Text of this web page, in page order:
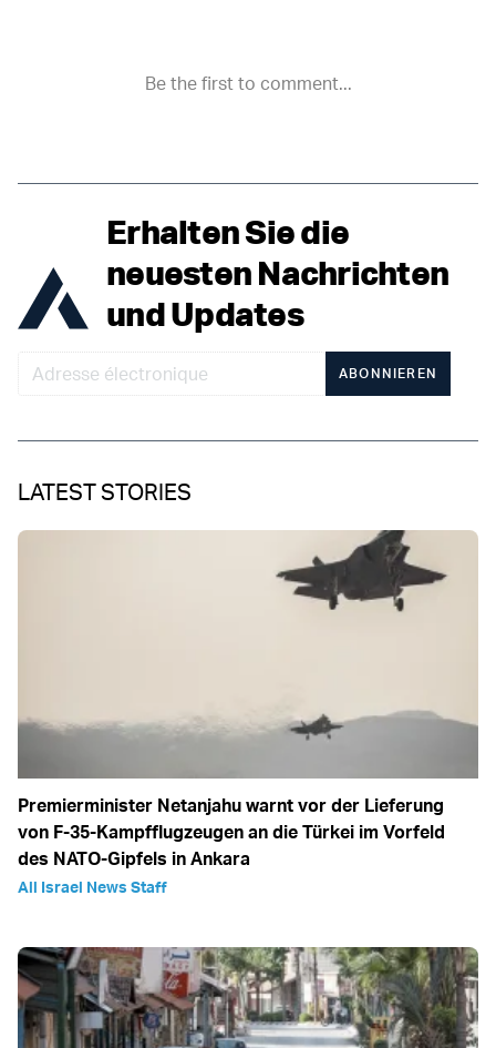
Erhalten Sie die
neuesten Nachrichten
und Updates
ABONNIEREN
LATEST STORIES
Premierminister Netanjahu warnt vor der Lieferung
von F-35-Kampfflugzeugen an die Türkei im Vorfeld
des NATO-Gipfels in Ankara
All Israel News Staff